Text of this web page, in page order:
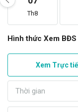
Th8
Hình thức Xem BĐS
Xem Trực
Thời gian